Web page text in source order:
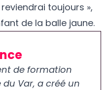
reviendrai toujours »,
de la balle jaune.
de formation
du Var, a créé un